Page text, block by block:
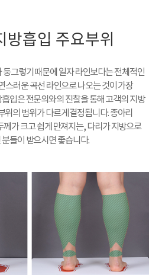
방흡입 주요부위
그렇기 때문에 일자 라인보다는 전체적인
스러운 곡선 라인으로 나오는 것이 가장
입은 전문의와의 진찰을 통해 고객의 지방
위의 범위가 다르게 결정됩니다. 종아리
가 크고 쉽게 만져지는, 다리가 지방으로
들이 받으시면 좋습니다.